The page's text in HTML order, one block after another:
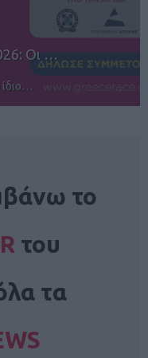
ε…
το
του
τα